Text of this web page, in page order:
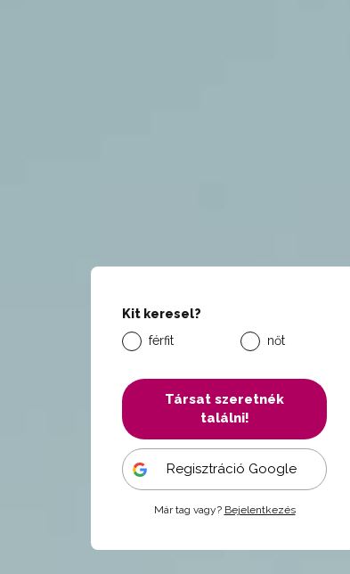
Kit keresel?
férfit
nőt
Társat szeretnék
találni!
Regisztráció Google
Már tag vagy? Bejelentkezés